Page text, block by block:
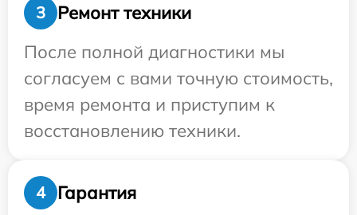
3
Ремонт техники
После полной диагностики мы
согласуем с вами точную стоимость,
время ремонта и приступим к
восстановлению техники.
4 Гарантия